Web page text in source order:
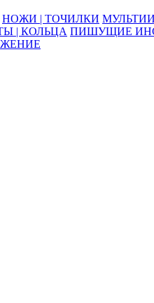
НОЖИ | ТОЧИЛКИ
| КОЛЬЦА ПИШУЩИЕ